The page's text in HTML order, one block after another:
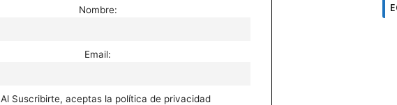
Nombre:
Email:
Al Suscribirte, aceptas la política de privacidad